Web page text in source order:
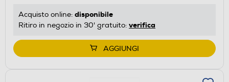
Acquisto online: disponibile
Ritiro in negozio in 30' gratuito: verifica
AGGIUNGI